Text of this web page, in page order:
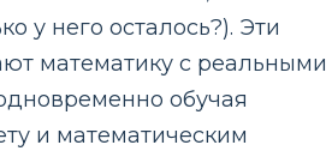
у него осталось?). Эти
математику с реальными
обучая
и математическим